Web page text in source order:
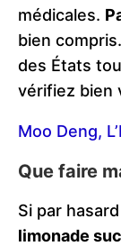
médicales.
bien
des États
vérifiez bien
Moo Deng,
Que faire
Si par
limonade